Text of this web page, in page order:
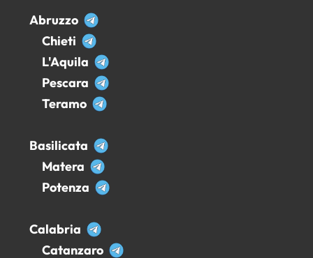
Abruzzo
Chieti
L'Aquila
Pescara
Teramo
Basilicata
Matera
Potenza
Calabria
Catanzaro